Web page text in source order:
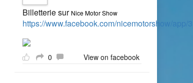
Billetterie sur Nice Motor Show
https://www.facebook.com/nicemotorshow/app/
0 View on facebook